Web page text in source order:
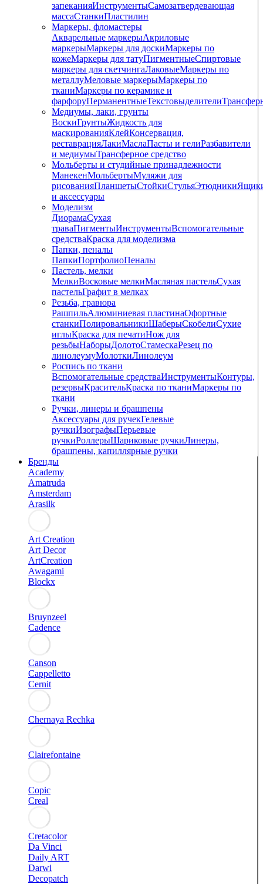
запеканияИнструментыСамозатвердевающая
массаСтанкиПластилин
Маркеры, фломастеры
Акварельные маркерыАкриловые
маркерыМаркеры для доскиМаркеры по
кожеМаркеры для татуПигментныеCпиртовые
маркеры для скетчингаЛаковыеМаркеры по
металлуМеловые маркерыМаркеры по
тканиМаркеры по керамике и
фарфоруПерманентныеТекстовыделители
Медиумы, лаки, грунты
ВоскиГрунтыЖидкость для
маскированияКлейКонсервация,
реставрацияЛакиМаслаПасты и гелиРазбавители
и медиумыТрансферное средство
Мольберты и студийные принадлежности
МанекенМольбертыМуляжи для
рисованияПланшетыСтойкиСтульяЭтюдники
и аксессуары
Моделизм
ДиорамаСухая
траваПигментыИнструментыВспомогательные
средстваКраска для моделизма
Папки, пеналы
ПапкиПортфолиоПеналы
Пастель, мелки
МелкиВосковые мелкиМасляная пастельСухая
пастельГрафит в мелках
Резьба, гравюра
РашпильАлюминиевая пластинаОфортные
станкиПолировальникиШаберыСкобелиСухие
иглыКраска для печатиНож для
резьбыНаборыДолотоСтамескаРезец по
линолеумуМолоткиЛинолеум
Роспись по ткани
Вспомогательные средстваИнструментыКонтуры,
резервыКрасительКраска по тканиМаркеры по
ткани
Ручки, линеры и брашпены
Аксессуары для ручекГелевые
ручкиИзографыПерьевые
ручкиРоллерыШариковые ручкиЛинеры,
брашпены, капиллярные ручки
Бренды
Academy
Amatruda
Amsterdam
Arasilk
Art Creation
Art Decor
ArtCreation
Awagami
Blockx
Bruynzeel
Cadence
Canson
Cappelletto
Cernit
Chernaya Rechka
Clairefontaine
Copic
Creal
Cretacolor
Da Vinci
Daily ART
Darwi
Decopatch